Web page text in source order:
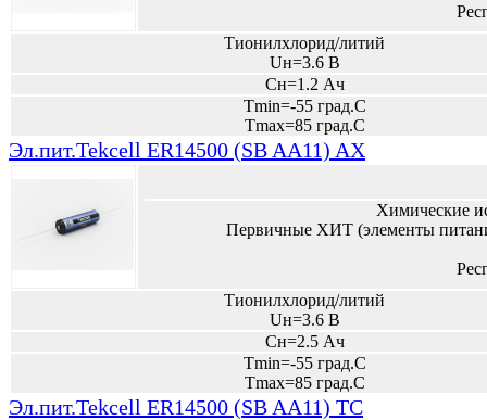
Тионилхлорид/литий
Uн=3.6 В
Сн=1.2 Ач
Tmin=-55 град.С
Tmax=85 град.С
Эл.пит.Tekcell ER14500 (SB AA11) AX
Химические
Первичные ХИТ (элементы
Тионилхлорид/литий
Uн=3.6 В
Сн=2.5 Ач
Tmin=-55 град.С
Tmax=85 град.С
Эл.пит.Tekcell ER14500 (SB AA11) TC